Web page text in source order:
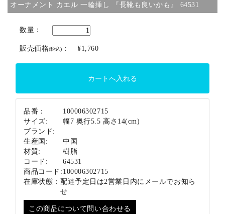
ブランド
オーナメント カエル 一輪挿し 『長靴も良いかも』 64531
数量：
販売価格(税込) ： ¥1,760
品番：
100006302715
サイズ:
幅7 奥行5.5 高さ14(cm)
ブランド:
生産国:
中国
材質:
樹脂
コード:
64531
商品コード: 100006302715
在庫状態： 配達予定日は2営業日内にメールでお知ら
せ
この商品について問い合わせる